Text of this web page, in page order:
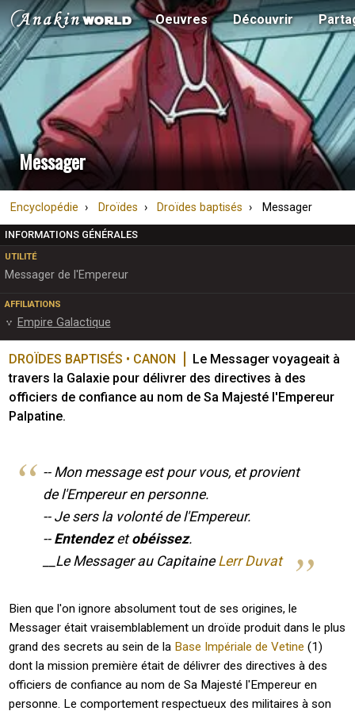
Oeuvres Découvrir
Messager
Encyclopédie Droïdes Droïdes baptisés Messager
INFORMATIONS GÉNÉRALES
UTILITÉ
Messager de l'Empereur
AFFILIATIONS
Empire Galactique
DROÏDES BAPTISÉS • CANON
Le Messager voyageait à
travers la Galaxie pour délivrer des directives à des
officiers de confiance au nom de Sa Majesté l'Empereur
Palpatine.
-- Mon message est pour vous, et provient
de l'Empereur en personne.
-- Je sers la volonté de l'Empereur.
-- Entendezetobéissez.
__Le Messager au CapitaineLerr Duvat
Bien que l'on ignore absolument tout de ses origines, le
Messager était vraisemblablement un droïde produit dans le plus
grand des secrets au sein de la Base Impériale de Vetine (1)
dont la mission première était de délivrer des directives à des
officiers de confiance au nom de Sa Majesté l'Empereur en
personne. Le comportement respectueux des militaires à son